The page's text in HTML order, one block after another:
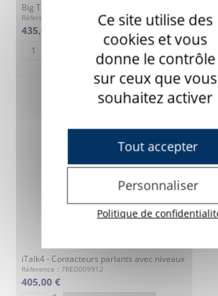
Big TalkingBrix - lot de 3 contacteurs parlants
Réference : 7RED033464
435,00 €
AJOUTER AU PANIER
iTalk4 - Contacteurs parlants avec niveaux
Réference : 7RED009912
405,00 €
Ce site utilise des
cookies et vous
donne le contrôle
sur ceux que vous
souhaitez activer
Tout accepter
Personnaliser
Politique de